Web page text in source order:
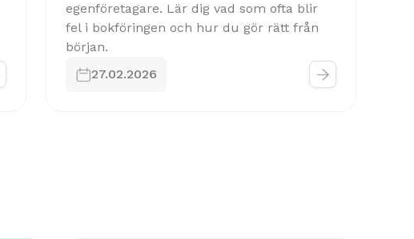
egenföretagare. Lär dig vad som ofta blir
fel i bokföringen och hur du gör rätt från
början.
27.02.2026 